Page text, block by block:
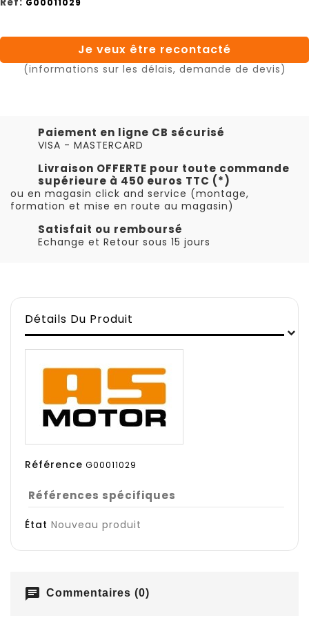
Je veux être recontacté
(informations sur les délais, demande de devis)
Paiement en ligne CB sécurisé
VISA - MASTERCARD
Livraison OFFERTE pour toute commande
supérieure à 450 euros TTC (*)
ou en magasin click and service (montage,
formation et mise en route au magasin)
Satisfait ou remboursé
Echange et Retour sous 15 jours
Détails Du Produit
Référence G00011029
Références spécifiques
État Nouveau produit
chat Commentaires (0)